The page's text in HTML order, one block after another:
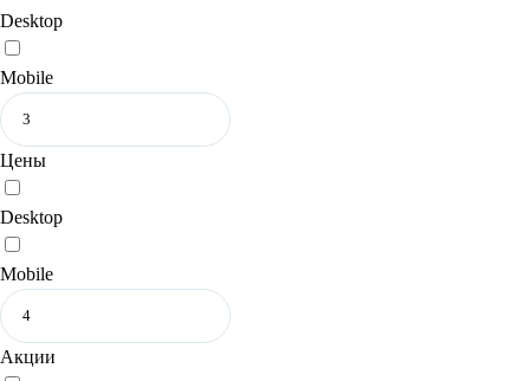
Desktop
Mobile
Цены
Desktop
Mobile
Акции